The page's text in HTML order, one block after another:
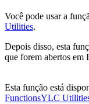
Você pode usar a
Utilities.
Depois disso, esta
que forem abertos
Esta função está
FunctionsYLC